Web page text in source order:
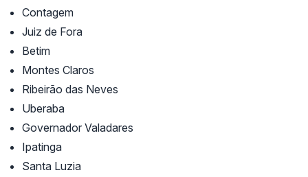
Contagem
Juiz de Fora
Betim
Montes Claros
Ribeirão das Neves
Uberaba
Governador Valadares
Ipatinga
Santa Luzia